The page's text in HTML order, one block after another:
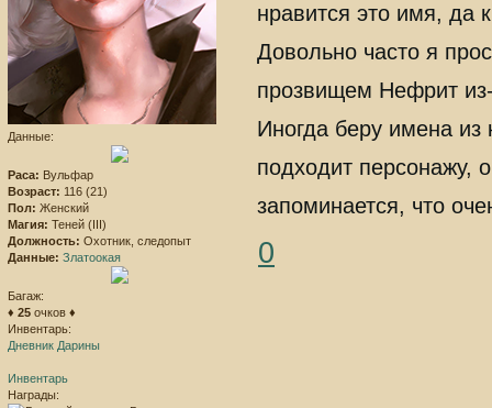
Данные:
Раса: Вульфар
Возраст: 116 (21)
Пол: Женский
Магия: Теней (III)
Должность: Охотник, следопыт
Данные: Златоокая
Багаж:
♦ 25 очков ♦
Инвентарь:
Дневник Дарины
Инвентарь
Награды:
нравится это имя, да
Довольно часто я
прозвищем Нефрит
Иногда беру имена
подходит персонажу,
запоминается, что
0